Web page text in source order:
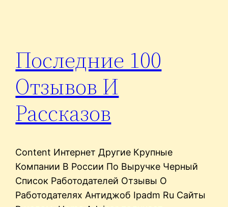
Последние 100
Отзывов И
Рассказов
Content Интернет Другие Крупные
Компании В России По Выручке Черный
Список Работодателей Отзывы О
Работодателях Антиджоб Ipadm Ru Сайты